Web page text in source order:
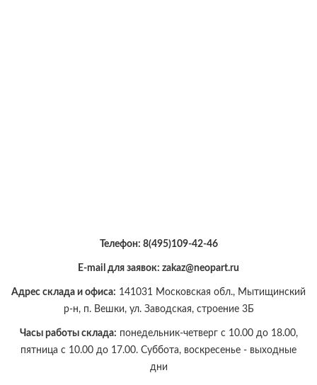
Телефон: 8(495)109-42-46
E-mail для заявок: zakaz@neopart.ru
Адрес склада и офиса: 141031 Московская обл., Мытищинский
р-н, п. Вешки, ул. Заводская, строение 3Б
Часы работы склада: понедельник-четверг с 10.00 до 18.00,
пятница с 10.00 до 17.00. Суббота, воскресенье - выходные
дни